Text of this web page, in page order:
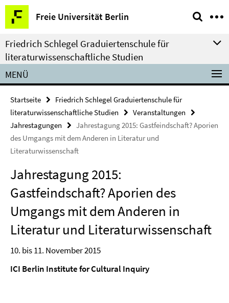
Springe
direkt
zu
Inhalt
Freie Universität Berlin
Service-
Navigation
Friedrich Schlegel Graduiertenschule für
literaturwissenschaftliche Studien
MENÜ
Startseite
Friedrich Schlegel Graduiertenschule für
literaturwissenschaftliche Studien
Veranstaltungen
Jahrestagungen
Jahrestagung 2015: Gastfeindschaft? Aporien
des Umgangs mit dem Anderen in Literatur und
Literaturwissenschaft
Jahrestagung 2015:
Gastfeindschaft? Aporien des
Umgangs mit dem Anderen in
Literatur und Literaturwissenschaft
10. bis 11. November 2015
ICI Berlin Institute for Cultural Inquiry